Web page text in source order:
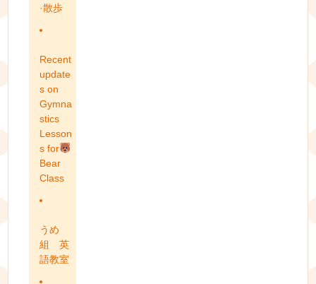
·散歩
Recent
update
s on
Gymna
stics
Lesson
s for
Bear
Class
うめ
組 英
語教室